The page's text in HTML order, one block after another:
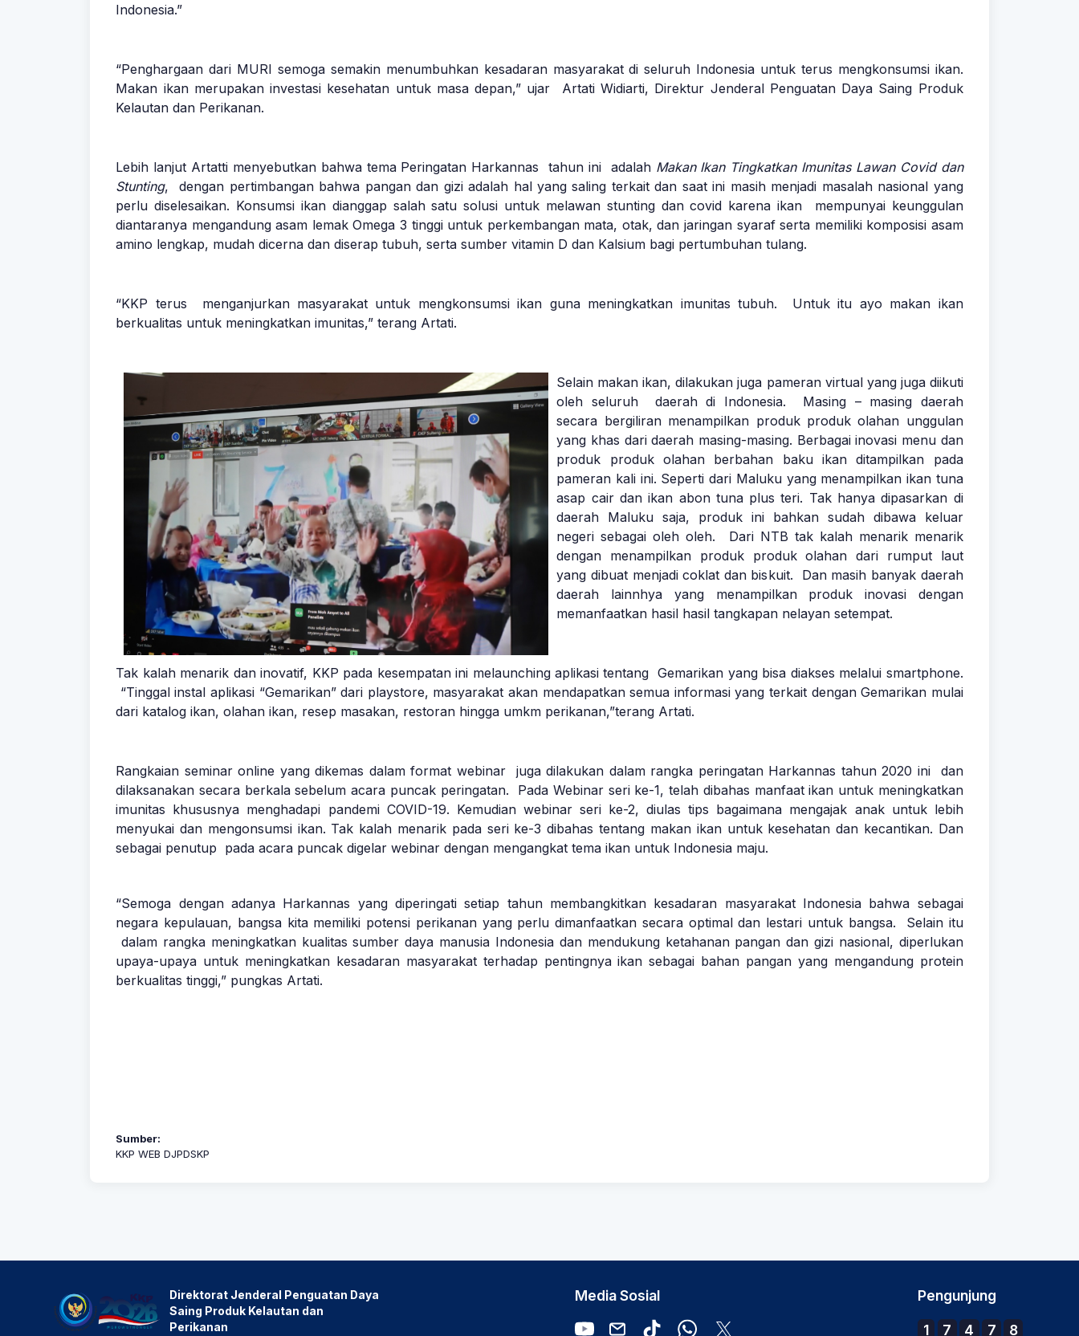
Indonesia.”
“Penghargaan dari MURI semoga semakin menumbuhkan kesadaran masyarakat di seluruh Indonesia untuk terus mengkonsumsi ikan.
Makan ikan merupakan investasi kesehatan untuk masa depan,” ujar Artati Widiarti, Direktur Jenderal Penguatan Daya Saing Produk
Kelautan dan Perikanan.
Lebih lanjut Artatti menyebutkan bahwa tema Peringatan Harkannas tahun ini adalah Makan Ikan Tingkatkan Imunitas Lawan Covid dan
Stunting, dengan pertimbangan bahwa pangan dan gizi adalah hal yang saling terkait dan saat ini masih menjadi masalah nasional yang
perlu diselesaikan. Konsumsi ikan dianggap salah satu solusi untuk melawan stunting dan covid karena ikan mempunyai keunggulan
diantaranya mengandung asam lemak Omega 3 tinggi untuk perkembangan mata, otak, dan jaringan syaraf serta memiliki komposisi asam
amino lengkap, mudah dicerna dan diserap tubuh, serta sumber vitamin D dan Kalsium bagi pertumbuhan tulang.
“KKP terus menganjurkan masyarakat untuk mengkonsumsi ikan guna meningkatkan imunitas tubuh. Untuk itu ayo makan ikan
berkualitas untuk meningkatkan imunitas,” terang Artati.
Selain makan ikan, dilakukan juga pameran virtual yang juga diikuti
oleh seluruh daerah di Indonesia. Masing – masing daerah
secara bergiliran menampilkan produk produk olahan unggulan
yang khas dari daerah masing-masing. Berbagai inovasi menu dan
produk produk olahan berbahan baku ikan ditampilkan pada
pameran kali ini. Seperti dari Maluku yang menampilkan ikan tuna
asap cair dan ikan abon tuna plus teri. Tak hanya dipasarkan di
daerah Maluku saja, produk ini bahkan sudah dibawa keluar
negeri sebagai oleh oleh. Dari NTB tak kalah menarik menarik
dengan menampilkan produk produk olahan dari rumput laut
yang dibuat menjadi coklat dan biskuit. Dan masih banyak daerah
daerah lainnhya yang menampilkan produk inovasi dengan
memanfaatkan hasil hasil tangkapan nelayan setempat.
Tak kalah menarik dan inovatif, KKP pada kesempatan ini melaunching aplikasi tentang Gemarikan yang bisa diakses melalui smartphone.
“Tinggal instal aplikasi “Gemarikan” dari playstore, masyarakat akan mendapatkan semua informasi yang terkait dengan Gemarikan mulai
dari katalog ikan, olahan ikan, resep masakan, restoran hingga umkm perikanan,”terang Artati.
Rangkaian seminar online yang dikemas dalam format webinar juga dilakukan dalam rangka peringatan Harkannas tahun 2020 ini dan
dilaksanakan secara berkala sebelum acara puncak peringatan. Pada Webinar seri ke-1, telah dibahas manfaat ikan untuk meningkatkan
imunitas khususnya menghadapi pandemi COVID-19. Kemudian webinar seri ke-2, diulas tips bagaimana mengajak anak untuk lebih
menyukai dan mengonsumsi ikan. Tak kalah menarik pada seri ke-3 dibahas tentang makan ikan untuk kesehatan dan kecantikan. Dan
sebagai penutup pada acara puncak digelar webinar dengan mengangkat tema ikan untuk Indonesia maju.
“Semoga dengan adanya Harkannas yang diperingati setiap tahun membangkitkan kesadaran masyarakat Indonesia bahwa sebagai
negara kepulauan, bangsa kita memiliki potensi perikanan yang perlu dimanfaatkan secara optimal dan lestari untuk bangsa. Selain itu
dalam rangka meningkatkan kualitas sumber daya manusia Indonesia dan mendukung ketahanan pangan dan gizi nasional, diperlukan
upaya-upaya untuk meningkatkan kesadaran masyarakat terhadap pentingnya ikan sebagai bahan pangan yang mengandung protein
berkualitas tinggi,” pungkas Artati.
Sumber:
KKP WEB DJPDSKP
Direktorat Jenderal Penguatan Daya
Saing Produk Kelautan dan
Perikanan
Media Sosial Pengunjung
1 7 4 7 8